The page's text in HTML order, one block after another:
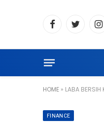
FacebookTwitter
HOME » LABA BERSIH
FINANCE